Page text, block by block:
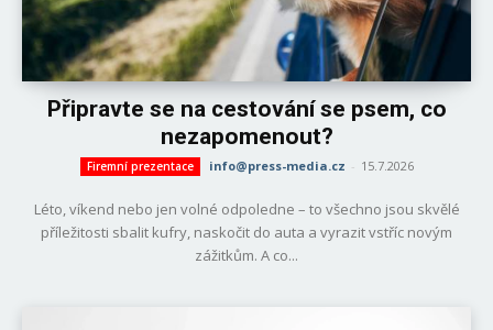
Připravte se na cestování se psem, co
nezapomenout?
Firemní prezentace info@press-media.cz - 15.7.2026
Léto, víkend nebo jen volné odpoledne – to všechno jsou skvělé
příležitosti sbalit kufry, naskočit do auta a vyrazit vstříc novým
zážitkům. A co...